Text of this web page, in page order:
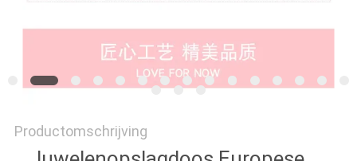
Productomschrijving